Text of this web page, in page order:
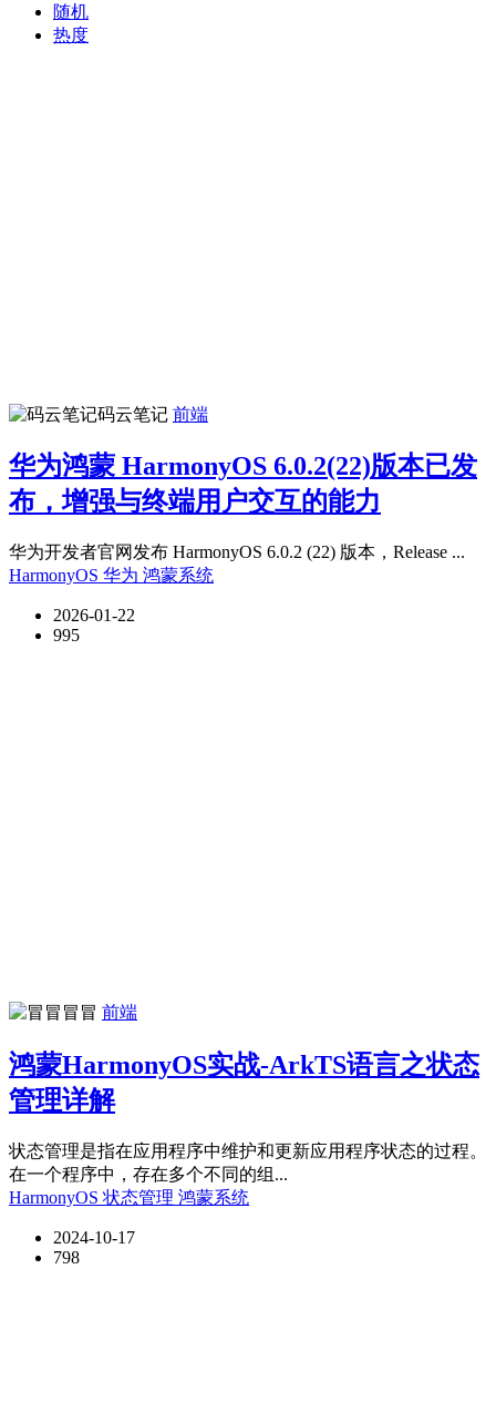
随机
热度
码云笔记 前端
华为鸿蒙 HarmonyOS 6.0.2(22)版本已发
布，增强与终端用户交互的能力
华为开发者官网发布 HarmonyOS 6.0.2 (22) 版本，Release ...
HarmonyOS 华为 鸿蒙系统
2026-01-22
995
冒冒 前端
鸿蒙HarmonyOS实战-ArkTS语言之状态
管理详解
状态管理是指在应用程序中维护和更新应用程序状态的过程。
在一个程序中，存在多个不同的组...
HarmonyOS 状态管理 鸿蒙系统
2024-10-17
798